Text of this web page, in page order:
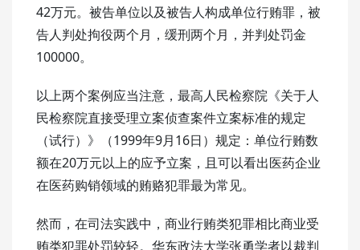
42万元。被告单位以及被告人构成单位行贿罪，被
告人判处拘役两个月，缓刑两个月，并判处罚金
100000。
以上两个案例应当注意，最高人民检察院《关于人
民检察院直接受理立案侦查案件立案标准的规定
（试行）》（1999年9月16日）规定：单位行贿数
额在20万元以上的应予立案，且可以看出医药企业
在医药购销领域的贿赂犯罪最为常见。
然而，在司法实践中，商业行贿类犯罪相比商业受
贿类犯罪处罚较轻。华东政法大学张勇学者以裁判